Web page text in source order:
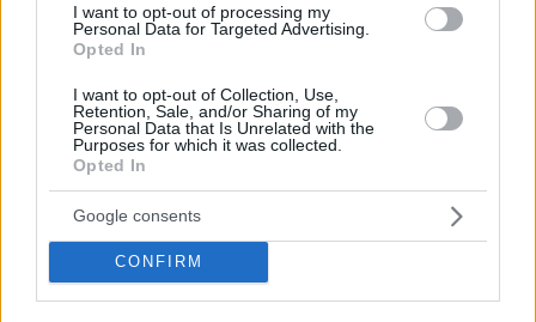
I want to opt-out of processing my
Personal Data for Targeted Advertising.
Opted In
I want to opt-out of Collection, Use,
Retention, Sale, and/or Sharing of my
Personal Data that Is Unrelated with the
Purposes for which it was collected.
Opted In
Google consents
CONFIRM
Πώς διασώθηκε ο 33χρονος από τον
βράχο των 20 μέτρων στη Μήλο, δείτε
φωτογραφίες από την επιχείρηση στη
Φυριπλάκα
10.08.2026, 16:32 15
Η 24χρονη αριστούχος της Ιατρικής
Αθηνών, που διάβασε τον Ιπποκρατικό
Όρκο, μιλά για τον «άριστο γιατρό»